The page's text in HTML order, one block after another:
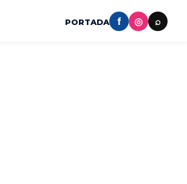
PORTADA f ◎ ⌕